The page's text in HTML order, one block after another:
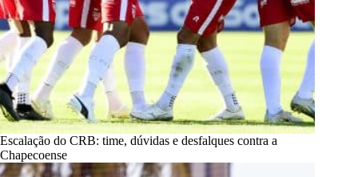
Escalação do CRB: time, dúvidas e desfalques contra a
Chapecoense